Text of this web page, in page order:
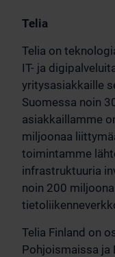
Telia
Telia on
IT- ja
yritysasiakkaille
Suomessa noin
asiakkaillamme
miljoonaa
toimintamme
infrastruktuuria
noin 200
Telia Finland on
Pohjoismaissa ja